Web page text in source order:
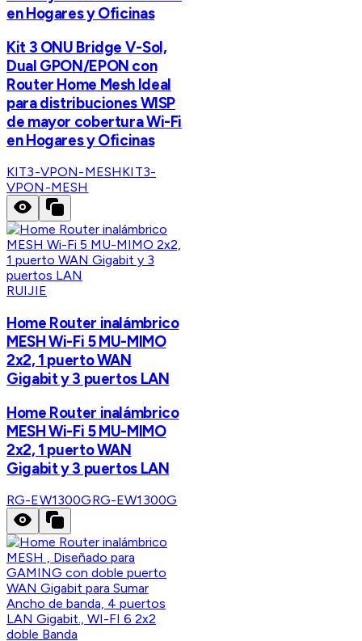
en Hogares y Oficinas
Kit 3 ONU Bridge V-Sol,
Dual GPON/EPON con
Router Home Mesh Ideal
para distribuciones WISP
de mayor cobertura Wi-Fi
en Hogares y Oficinas
KIT3-VPON-MESHKIT3-
VPON-MESH
RUIJIE
Home Router inalámbrico
MESH Wi-Fi 5 MU-MIMO
2x2, 1 puerto WAN
Gigabit y 3 puertos LAN
Home Router inalámbrico
MESH Wi-Fi 5 MU-MIMO
2x2, 1 puerto WAN
Gigabit y 3 puertos LAN
RG-EW1300GRG-EW1300G